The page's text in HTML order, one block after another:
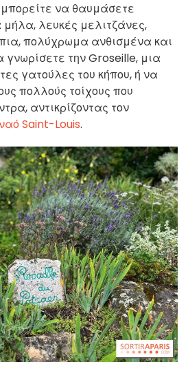
να θαυμάσετε
λευκές μελιτζάνες,
πολύχρωμα ανθισμένα και
την Groseille, μια
γατούλες του κήπου, ή να
πολλούς τοίχους που
αντικρίζοντας τον
Saint-Louis.